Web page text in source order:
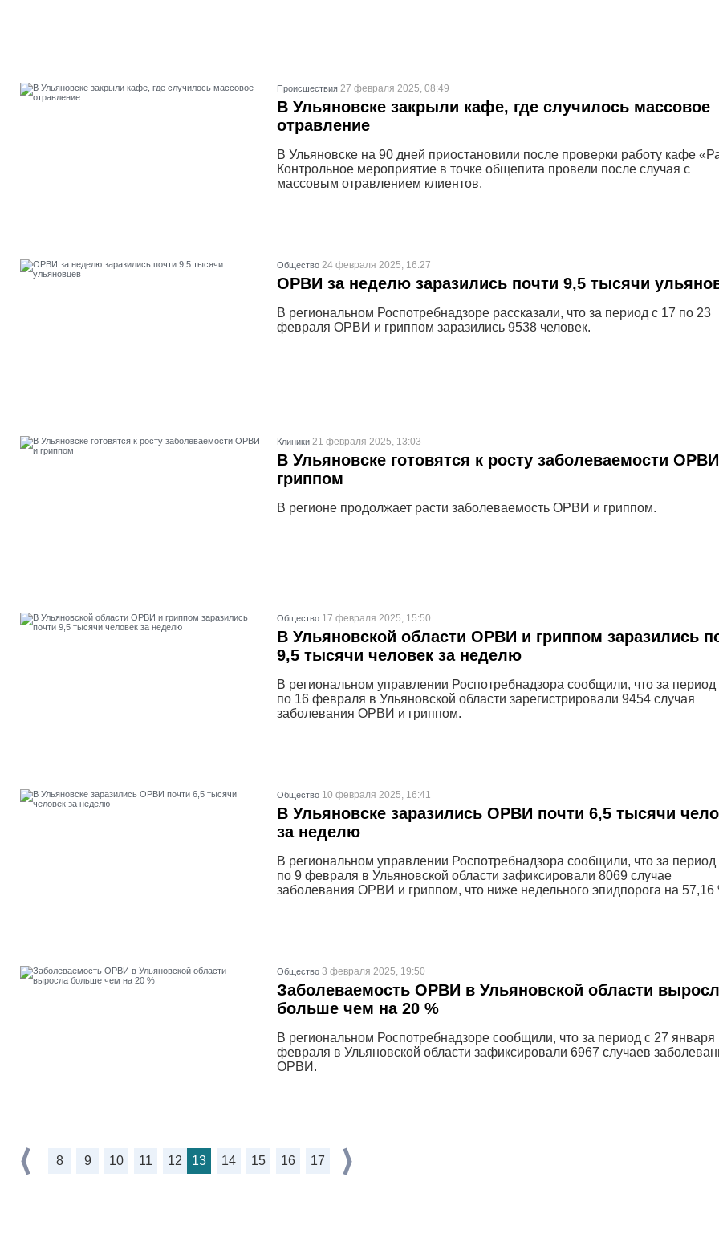
Проиcшествия 27 февраля 2025, 08:49
В Ульяновске закрыли кафе, где случилось массовое
отравление
В Ульяновске на 90 дней приостановили после проверки работу кафе
Контрольное мероприятие в точке общепита провели после случая с
массовым отравлением клиентов.
Общество 24 февраля 2025, 16:27
ОРВИ за неделю заразились почти 9,5 тысячи
В региональном Роспотребнадзоре рассказали, что за период с 17 по 23
февраля ОРВИ и гриппом заразились 9538 человек.
Клиники 21 февраля 2025, 13:03
В Ульяновске готовятся к росту заболеваемости
гриппом
В регионе продолжает расти заболеваемость ОРВИ и гриппом.
Общество 17 февраля 2025, 15:50
В Ульяновской области ОРВИ и гриппом заразились
9,5 тысячи человек за неделю
В региональном управлении Роспотребнадзора сообщили, что за период
по 16 февраля в Ульяновской области зарегистрировали 9454 случая
заболевания ОРВИ и гриппом.
Общество 10 февраля 2025, 16:41
В Ульяновске заразились ОРВИ почти 6,5 тысячи
за неделю
В региональном управлении Роспотребнадзора сообщили, что за период
по 9 февраля в Ульяновской области зафиксировали 8069 случае
заболевания ОРВИ и гриппом, что ниже недельного эпидпорога на 57,16
Общество 3 февраля 2025, 19:50
Заболеваемость ОРВИ в Ульяновской области
больше чем на 20 %
В региональном Роспотребнадзоре сообщили, что за период с 27 января
февраля в Ульяновской области зафиксировали 6967 случаев
ОРВИ.
8 9 10 11 12 13 14 15 16 17